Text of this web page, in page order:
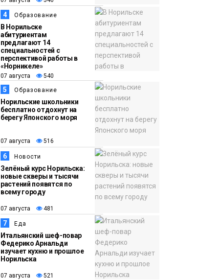
13:59
07 августа
Новости
«Домик Хоббитов» и
«Самолёт в облаках»
появятся в Кайеркане
4 Образование
В Норильске
абитуриентам
предлагают 14
специальностей с
перспективой работы в
«Норникеле»
07 августа 540
5 Образование
Норильские школьники
бесплатно отдохнут на
берегу Японского моря
07 августа 516
6 Новости
Зелёный курс Норильска:
новые скверы и тысячи
растений появятся по
всему городу
07 августа 481
7 Еда
Итальянский шеф-повар
Федерико Арнальди
изучает кухню и прошлое
Норильска
07 августа 521